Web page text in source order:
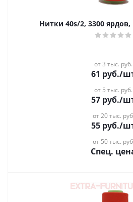
Нитки 40s/2, 3300
от 3 тыс. руб.
61 руб./
от 5 тыс. руб.
57 руб./
от 20 тыс.
55 руб./
от 50 тыс.
Спец.